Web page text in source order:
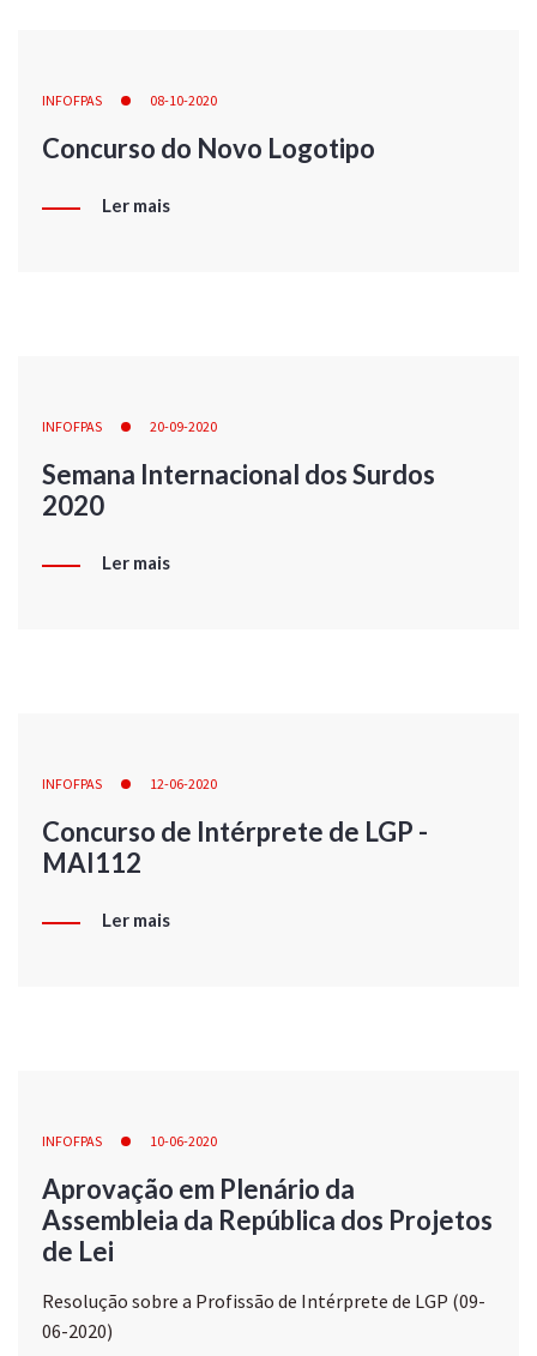
INFOFPAS 08-10-2020
Concurso do Novo Logotipo
Ler mais
INFOFPAS 20-09-2020
Semana Internacional dos Surdos
2020
Ler mais
INFOFPAS 12-06-2020
Concurso de Intérprete de LGP -
MAI112
Ler mais
INFOFPAS 10-06-2020
Aprovação em Plenário da
Assembleia da República dos Projetos
de Lei
Resolução sobre a Profissão de Intérprete de LGP (09-
06-2020)